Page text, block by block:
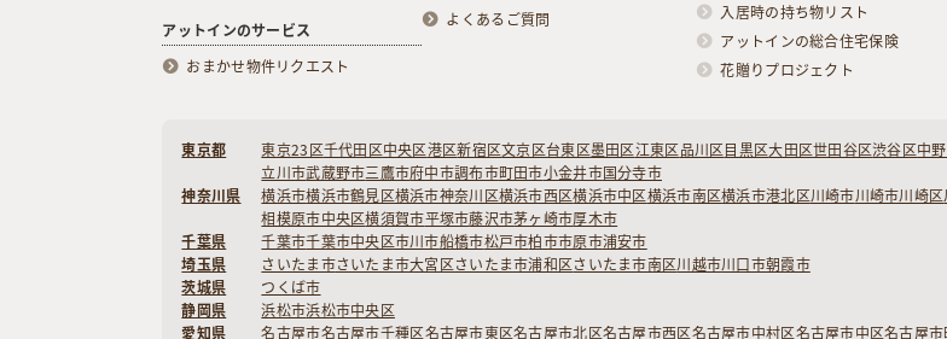
アットインのサービス
おまかせ物件リクエスト
よくあるご質問
入居時の持ち物リスト
アットインの総合住宅保険
花贈りプロジェクト
東京都 東京23区千代田区中央区港区新宿区文京区台東区墨田区江東区品川区目黒区大田区世田谷区渋谷区中
立川市武蔵野市三鷹市府中市調布市町田市小金井市国分寺市
神奈川県
横浜市横浜市鶴見区横浜市神奈川区横浜市西区横浜市中区横浜市南区横浜市港北区川崎市川崎市川崎区
相模原市中央区横須賀市平塚市藤沢市茅ヶ崎市厚木市
千葉県
千葉市千葉市中央区市川市船橋市松戸市柏市市原市浦安市
埼玉県
さいたま市さいたま市大宮区さいたま市浦和区さいたま市南区川越市川口市朝霞市
茨城県
つくば市
静岡県
浜松市浜松市中央区
愛知県
名古屋市名古屋市千種区名古屋市東区名古屋市北区名古屋市西区名古屋市中村区名古屋市中区名古屋